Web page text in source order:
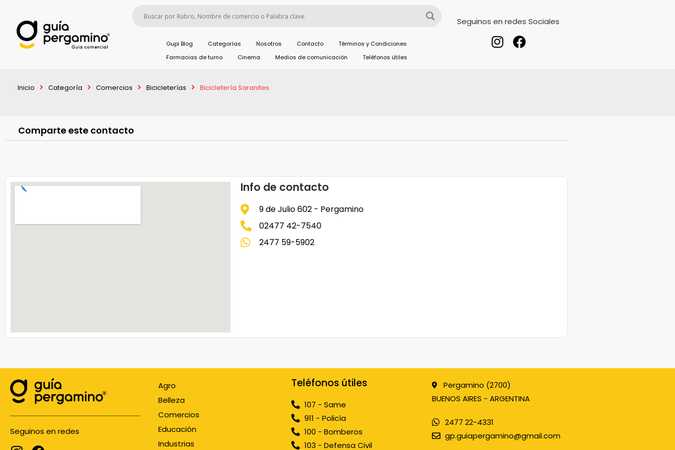
Gupi Blog Categorías Nosotros Contacto
Términos y Condiciones
Farmacias de turno
Cinema Medios de comunicación Teléfonos útiles
Seguinos en redes Sociales
Inicio Categoría Comercios Bicicleterías Bicicletería Saranites
Comparte este contacto
Info de contacto
9 de Julio 602 - Pergamino
02477 42-7540
2477 59-5902
Seguinos en redes
Agro
Belleza
Comercios
Educación
Industrias
Teléfonos útiles
107 - Same
911 - Policía
100 - Bomberos
103 - Defensa Civil
Pergamino (2700)
BUENOS AIRES - ARGENTINA
2477 22-4331
gp.guiapergamino@gmail.com